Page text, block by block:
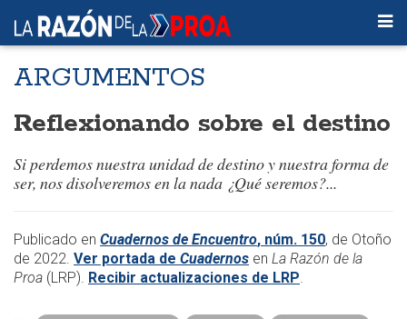
ARGUMENTOS
Reflexionando sobre el destino
Si perdemos nuestra unidad de destino y nuestra forma de
ser, nos disolveremos en la nada ¿Qué seremos?...
Publicado en Cuadernos de Encuentro, núm. 150, de Otoño
de 2022. Ver portada de Cuadernos en La Razón de la
Proa (LRP). Recibir actualizaciones de LRP.